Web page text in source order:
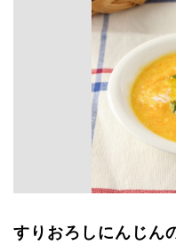
すりおろしにんじん